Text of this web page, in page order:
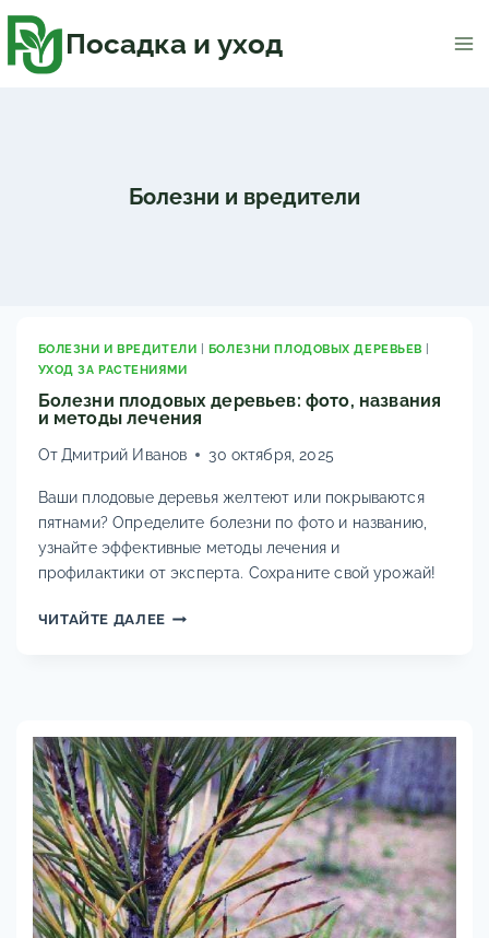
содержимомуПосадка и уход
Болезни и вредители
БОЛЕЗНИ И ВРЕДИТЕЛИ | БОЛЕЗНИ ПЛОДОВЫХ ДЕРЕВЬЕВ |
УХОД ЗА РАСТЕНИЯМИ
Болезни плодовых деревьев: фото, названия
и методы лечения
От Дмитрий Иванов 30 октября, 2025
Ваши плодовые деревья желтеют или покрываются
пятнами? Определите болезни по фото и названию,
узнайте эффективные методы лечения и
профилактики от эксперта. Сохраните свой урожай!
ЧИТАЙТЕ ДАЛЕЕБОЛЕЗНИ
МЕТОДЫ
ЛЕЧЕНИЯ